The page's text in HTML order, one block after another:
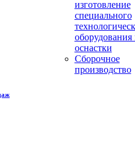
изготовление
специального
оборудования
оснастки
Сборочное
производство